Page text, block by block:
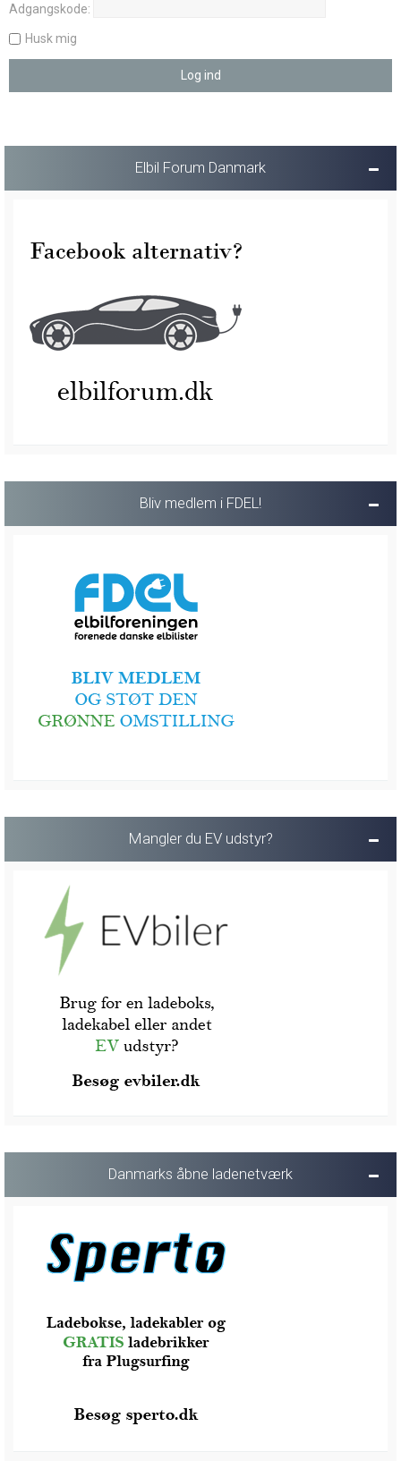
Adgangskode:
Husk mig
Elbil Forum Danmark
Bliv medlem i FDEL!
Mangler du EV udstyr?
Danmarks åbne ladenetværk